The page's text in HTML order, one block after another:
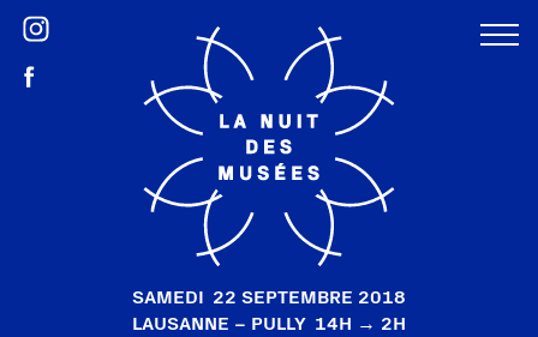
SAMEDI 22 SEPTEMBRE 2018
LAUSANNE – PULLY 14H → 2H